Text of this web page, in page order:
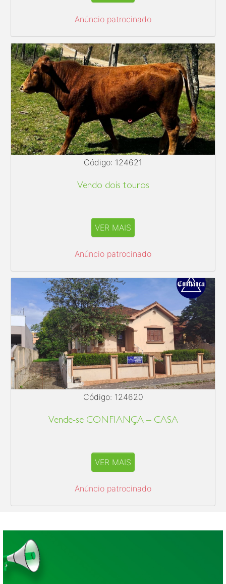
Anúncio patrocinado
Código: 124621
Vendo dois touros
VER MAIS
Anúncio patrocinado
Código: 124620
Vende-se CONFIANÇA – CASA
VER MAIS
Anúncio patrocinado